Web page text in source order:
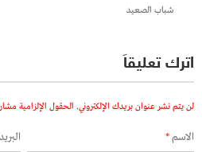
شباب الصعيد
اترك تعليقاً
لن يتم نشر عنوان بريدك الإلكتروني. الحقول الإلزامية مشار
الاسم*